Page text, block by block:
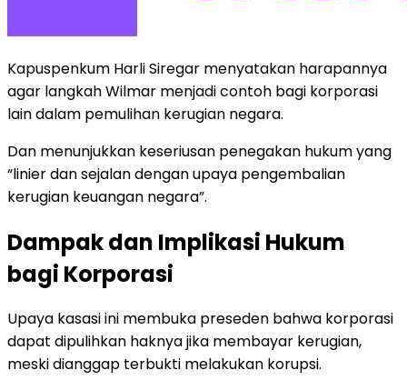
Kapuspenkum Harli Siregar menyatakan harapannya
agar langkah Wilmar menjadi contoh bagi korporasi
lain dalam pemulihan kerugian negara.
Dan menunjukkan keseriusan penegakan hukum yang
“linier dan sejalan dengan upaya pengembalian
kerugian keuangan negara”.
Dampak dan Implikasi Hukum
bagi Korporasi
Upaya kasasi ini membuka preseden bahwa korporasi
dapat dipulihkan haknya jika membayar kerugian,
meski dianggap terbukti melakukan korupsi.